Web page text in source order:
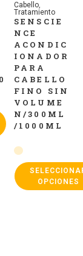
Cabello,
Tratamiento
SENSCIE
NCE
ACONDIC
IONADOR
PARA
CABELLO
FINO SIN
VOLUME
N/300ML
/1000ML
OPCIONES